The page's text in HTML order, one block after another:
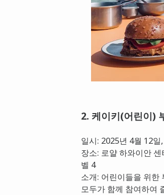
2. 케이키(어린이)
일시: 2025년 4월 12
장소: 로얄 하와이안
벨 4
소개: 어린이들을 위한
모두가 함께 참여하여